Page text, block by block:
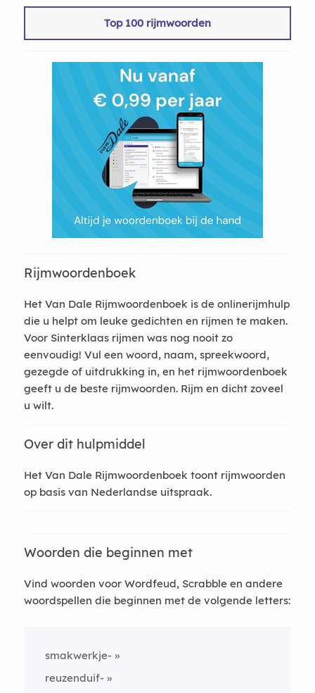
Top 100 rijmwoorden
Rijmwoordenboek
Het Van Dale Rijmwoordenboek is de onlinerijmhulp
die u helpt om leuke gedichten en rijmen te maken.
Voor Sinterklaas rijmen was nog nooit zo
eenvoudig! Vul een woord, naam, spreekwoord,
gezegde of uitdrukking in, en het rijmwoordenboek
geeft u de beste rijmwoorden. Rijm en dicht zoveel
u wilt.
Over dit hulpmiddel
Het Van Dale Rijmwoordenboek toont rijmwoorden
op basis van Nederlandse uitspraak.
Woorden die beginnen met
Vind woorden voor Wordfeud, Scrabble en andere
woordspellen die beginnen met de volgende letters:
smakwerkje-
reuzenduif-